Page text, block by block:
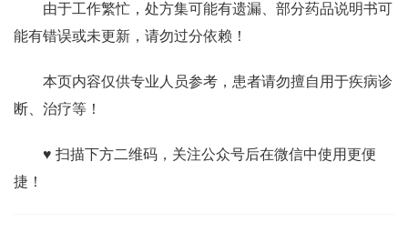
由于工作繁忙，处方集可能有遗漏、部分药品说明书可
能有错误或未更新，请勿过分依赖！
本页内容仅供专业人员参考，患者请勿擅自用于疾病诊
断、治疗等！
♥ 扫描下方二维码，关注公众号后在微信中使用更便
捷！